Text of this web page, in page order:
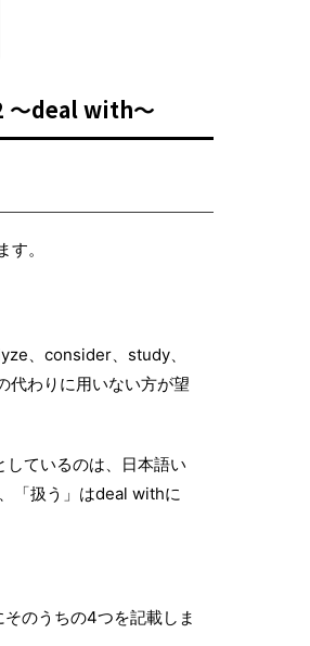
～deal with～
。
、consider、study、
わりに用いない方が望
ているのは、日本語い
「扱う」はdeal withに
のうちの4つを記載しま